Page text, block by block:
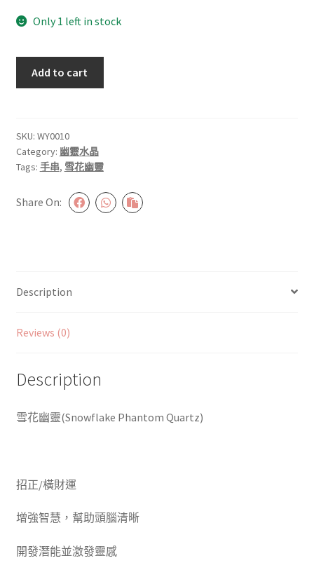
Only 1 left in stock
幽
靈
9.5mm+
quantity
Add to cart
SKU: WY0010
Category: 幽靈水晶
Tags: 手串, 雪花幽靈
Share On:
Description
Reviews (0)
Description
雪花幽靈(Snowflake Phantom Quartz)
招正/橫財運
增強智慧，幫助頭腦清晰
開發潛能並激發靈感